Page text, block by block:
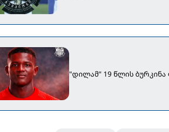
"დილამ" 19 წლის